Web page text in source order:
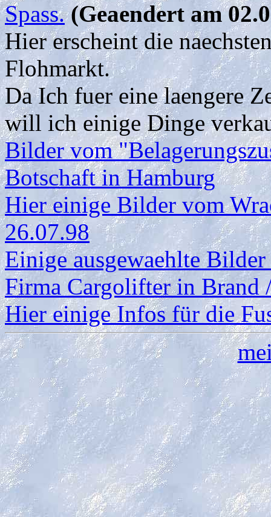
Spass. (Geaendert am
Hier erscheint die
Flohmarkt.
Da Ich fuer eine laengere
will ich einige Dinge
Bilder vom
Botschaft in Hamburg
Hier einige Bilder vom
26.07.98
Einige ausgewaehlte
Firma Cargolifter in Brand
Hier einige Infos für die